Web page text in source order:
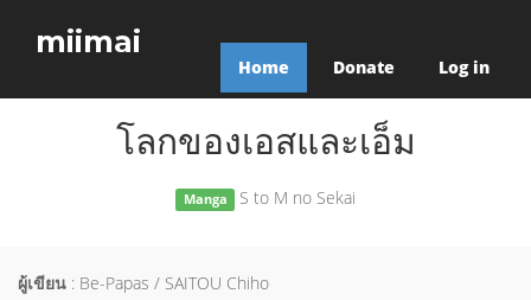
miimai
Home Donate Log in
โลกของเอสและเอ็ม
Manga S to M no Sekai
ผู้เขียน : Be-Papas / SAITOU Chiho